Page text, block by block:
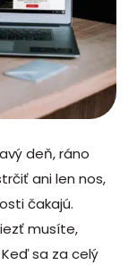
deň, ráno
ani len nos,
čakajú.
musíte,
sa za celý